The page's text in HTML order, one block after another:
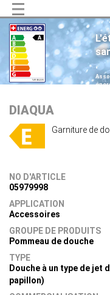
.
DIAQUA
Garniture de
NO D'ARTICLE
05979998
APPLICATION
Accessoires
GROUPE DE PRODUITS
Pommeau de douche
TYPE
Douche à un type de jet
papillon)